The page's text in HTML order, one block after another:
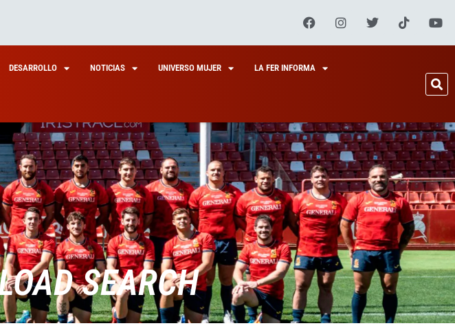
DESARROLLO NOTICIAS UNIVERSO MUJER LA FER INFORMA
SEARCH